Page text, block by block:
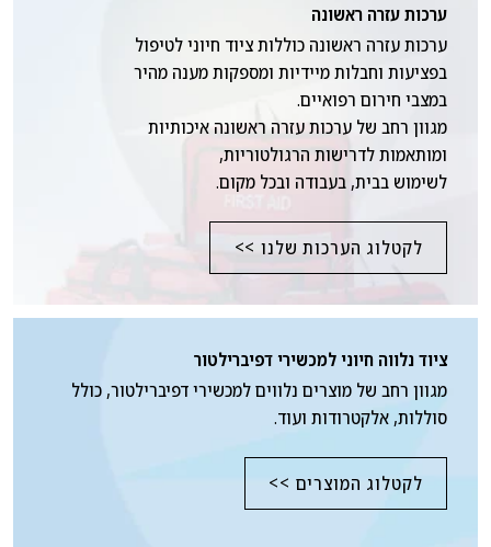
ערכות עזרה ראשונה
ערכות עזרה ראשונה כוללות ציוד חיוני לטיפול
בפציעות וחבלות מיידיות ומספקות מענה מהיר
במצבי חירום רפואיים.
מגוון רחב של ערכות עזרה ראשונה איכותיות
ומותאמות לדרישות הרגולטוריות,
לשימוש בבית, בעבודה ובכל מקום.
לקטלוג הערכות שלנו >>
ציוד נלווה חיוני למכשירי דפיברילטור
מגוון רחב של מוצרים נלווים למכשירי דפיברילטור, כולל
סוללות, אלקטרודות ועוד.
לקטלוג המוצרים >>